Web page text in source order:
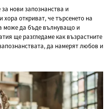
нови запознанства и
откриват, че търсенето на
може да бъде вълнуващо и
ще разгледаме как възрастните
да намерят любов и